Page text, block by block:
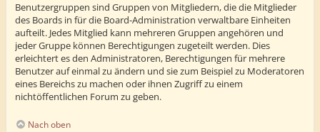
Benutzergruppen sind Gruppen von Mitgliedern, die die Mitglieder
des Boards in für die Board-Administration verwaltbare Einheiten
aufteilt. Jedes Mitglied kann mehreren Gruppen angehören und
jeder Gruppe können Berechtigungen zugeteilt werden. Dies
erleichtert es den Administratoren, Berechtigungen für mehrere
Benutzer auf einmal zu ändern und sie zum Beispiel zu Moderatoren
eines Bereichs zu machen oder ihnen Zugriff zu einem
nichtöffentlichen Forum zu geben.
Nach oben